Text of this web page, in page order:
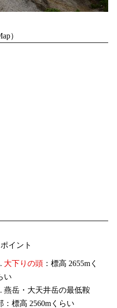
）
イント
大下りの頭 ：標高 2655mく
い
燕岳・大天井岳の最低鞍
：標高 2560mくらい